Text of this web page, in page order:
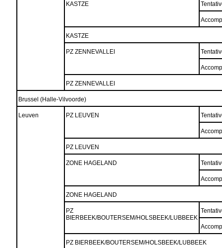
KASTZE
KASTZE
PZ ZENNEVALLEI
PZ ZENNEVALLEI
Brussel (Halle-Vilvoorde)
Leuven PZ LEUVEN
PZ LEUVEN
ZONE HAGELAND
ZONE HAGELAND
PZ
BIERBEEK/BOUTERSEM/HOLSBEEK/LUBBEEK
PZ BIERBEEK/BOUTERSEM/HOLSBEEK/LUBBEEK